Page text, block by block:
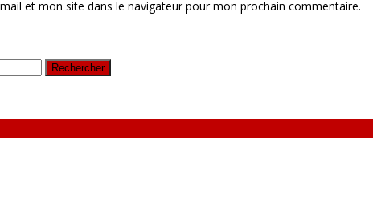
et mon site dans le navigateur pour mon prochain commentaire.